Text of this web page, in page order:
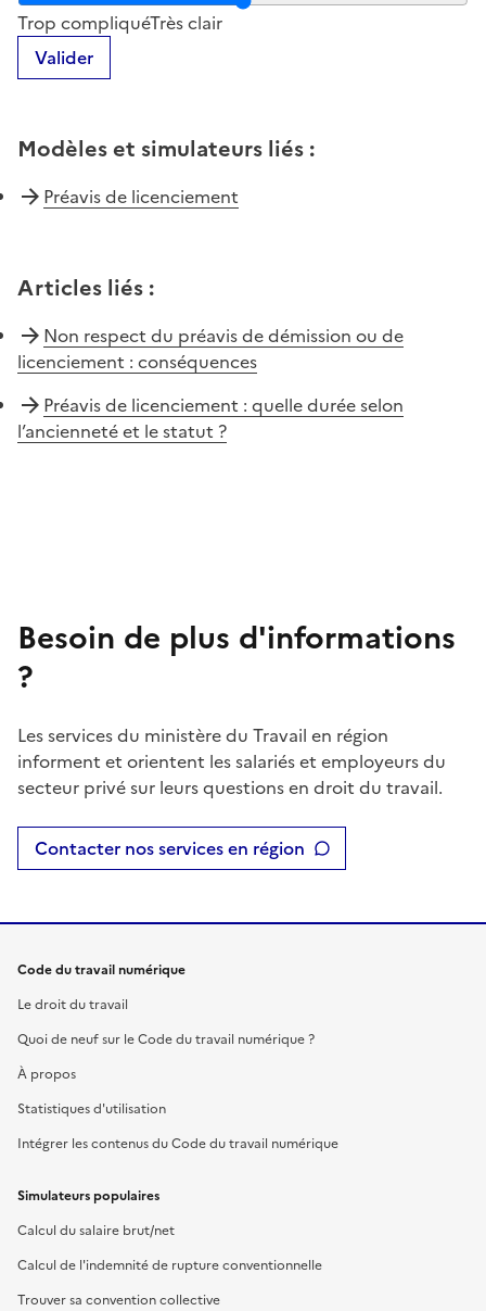
Trop compliquéTrès clair
Valider
Modèles et simulateurs liés :
Préavis de licenciement
Articles liés :
Non respect du préavis de démission ou de
licenciement : conséquences
Préavis de licenciement : quelle durée selon
l’ancienneté et le statut ?
Besoin de plus d'informations
?
Les services du ministère du Travail en région
informent et orientent les salariés et employeurs du
secteur privé sur leurs questions en droit du travail.
Contacter nos services en région
Code du travail numérique
Le droit du travail
Quoi de neuf sur le Code du travail numérique ?
À propos
Statistiques d'utilisation
Intégrer les contenus du Code du travail numérique
Simulateurs populaires
Calcul du salaire brut/net
Calcul de l'indemnité de rupture conventionnelle
Trouver sa convention collective